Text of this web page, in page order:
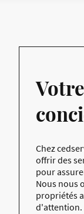
Chez
offrir des
pour
Nous nous
propriétés
d'attention.